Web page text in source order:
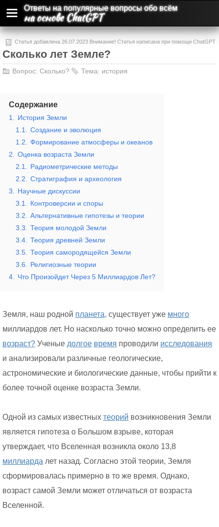
Ответы на популярные вопросы обо всём
на основе ChatGPT
Статья добавлена 26.07.2023 Внимание! Статья написана при помощи ChatGPT
и может содержать ошибки и неточности.
Сколько лет Земле?
Вопрос: Сколько? Тема: история
Содержание
1.
История Земли
1.1.
Создание и эволюция
1.2.
Формирование атмосферы и океанов
2.
Оценка возраста Земли
2.1.
Радиометрические методы
2.2.
Стратиграфия и археология
3.
Научные дискуссии
3.1.
Контроверсии и споры
3.2.
Альтернативные гипотезы и теории
3.3.
Теория молодой Земли
3.4.
Теория древней Земли
3.5.
Теория самородящейся Земли
3.6.
Религиозные теории
4.
Что Произойдет Через 5 Миллиардов Лет?
Земля, наш родной планета, существует уже много
миллиардов лет. Но насколько точно можно определить ее
возраст? Ученые долгое время проводили исследования
и анализировали различные геологические,
астрономические и биологические данные, чтобы прийти к
более точной оценке возраста Земли.
Одной из самых известных теорий возникновения Земли
является гипотеза о Большом взрыве, которая
утверждает, что Вселенная возникла около 13,8
миллиарда лет назад. Согласно этой теории, Земля
сформировалась примерно в то же время. Однако,
возраст самой Земли может отличаться от возраста
Вселенной.